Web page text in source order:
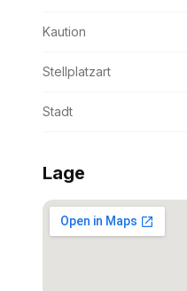
Kaution
Stellplatzart
Stadt
Lage